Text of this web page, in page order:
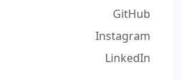
GitHub
Instagram
LinkedIn